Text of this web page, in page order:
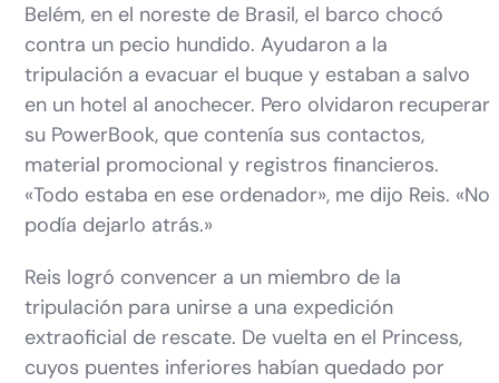
Belém, en el noreste de Brasil, el barco chocó
contra un pecio hundido. Ayudaron a la
tripulación a evacuar el buque y estaban a salvo
en un hotel al anochecer. Pero olvidaron recuperar
su PowerBook, que contenía sus contactos,
material promocional y registros financieros.
«Todo estaba en ese ordenador», me dijo Reis. «No
podía dejarlo atrás.»
Reis logró convencer a un miembro de la
tripulación para unirse a una expedición
extraoficial de rescate. De vuelta en el Princess,
cuyos puentes inferiores habían quedado por